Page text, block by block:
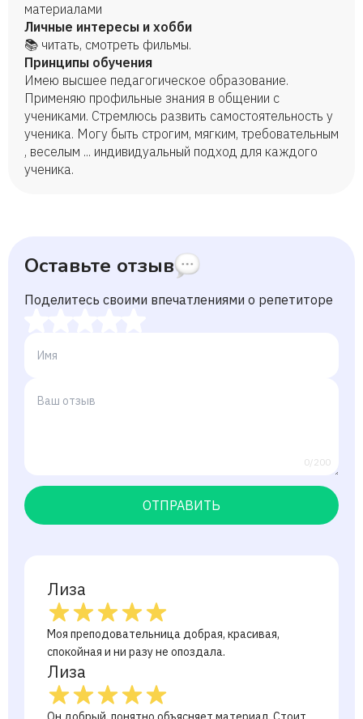
материалами
Личные интересы и хобби
📚 читать, смотреть фильмы.
Принципы обучения
Имею высшее педагогическое образование.
Применяю профильные знания в общении с
учениками. Стремлюсь развить самостоятельность у
ученика. Могу быть строгим, мягким, требовательным
, веселым ... индивидуальный подход для каждого
ученика.
Оставьте отзыв
Поделитесь своими впечатлениями о репетиторе
0/200
ОТПРАВИТЬ
Лиза
Моя преподовательница добрая, красивая,
спокойная и ни разу не опоздала.
Лиза